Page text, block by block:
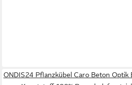
ONDIS24 Pflanzkübel Caro Beton Optik